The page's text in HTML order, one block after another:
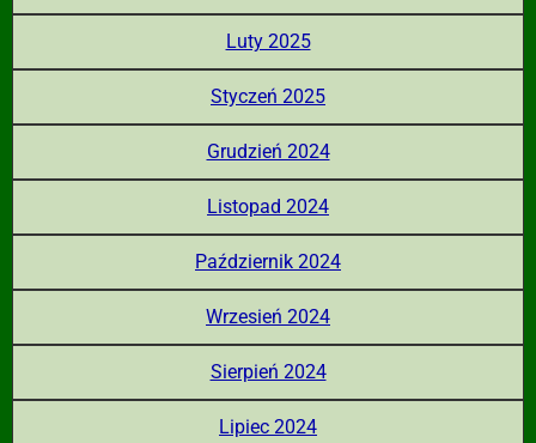
Luty 2025
Styczeń 2025
Grudzień 2024
Listopad 2024
Październik 2024
Wrzesień 2024
Sierpień 2024
Lipiec 2024